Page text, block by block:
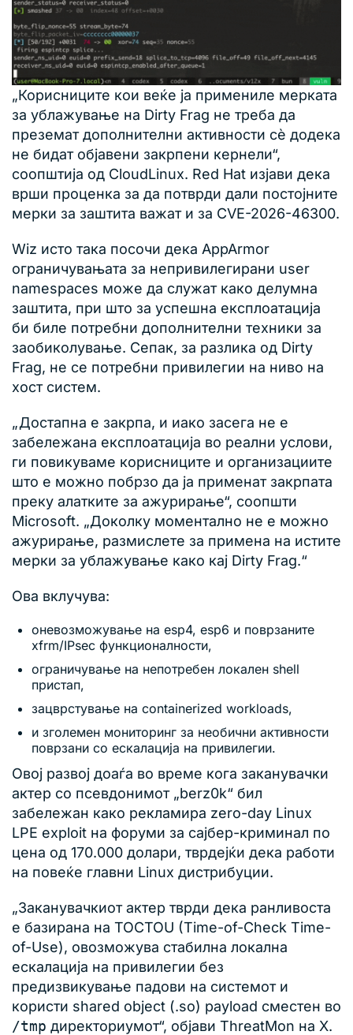
„Корисниците кои веќе ја примениле мерката
за ублажување на Dirty Frag не треба да
преземат дополнителни активности сè додека
не бидат објавени закрпени кернели“,
соопштија од CloudLinux. Red Hat изјави дека
врши проценка за да потврди дали постојните
мерки за заштита важат и за CVE-2026-46300.
Wiz исто така посочи дека AppArmor
ограничувањата за непривилегирани user
namespaces може да служат како делумна
заштита, при што за успешна експлоатација
би биле потребни дополнителни техники за
заобиколување. Сепак, за разлика од Dirty
Frag, не се потребни привилегии на ниво на
хост систем.
„Достапна е закрпа, и иако засега не е
забележана експлоатација во реални услови,
ги повикуваме корисниците и организациите
што е можно побрзо да ја применат закрпата
преку алатките за ажурирање“, соопшти
Microsoft. „Доколку моментално не е можно
ажурирање, размислете за примена на истите
мерки за ублажување како кај Dirty Frag.“
Ова вклучува:
оневозможување на esp4, esp6 и поврзаните
xfrm/IPsec функционалности,
ограничување на непотребен локален shell
пристап,
зацврстување на containerized workloads,
и зголемен мониторинг за необични активности
поврзани со ескалација на привилегии.
Овој развој доаѓа во време кога заканувачки
актер со псевдонимот „berz0k“ бил
забележан како рекламира zero-day Linux
LPE exploit на форуми за сајбер-криминал по
цена од 170.000 долари, тврдејќи дека работи
на повеќе главни Linux дистрибуции.
„Заканувачкиот актер тврди дека ранливоста
е базирана на TOCTOU (Time-of-Check Time-
of-Use), овозможува стабилна локална
ескалација на привилегии без
предизвикување падови на системот и
користи shared object (.so) payload сместен во
/tmp директориумот“, објави ThreatMon на X.